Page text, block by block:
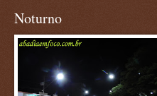
Noturno